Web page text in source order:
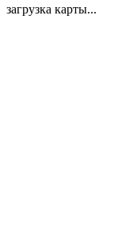
загрузка карты...